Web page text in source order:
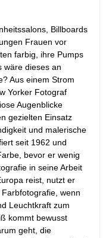
Billboards
Frauen vor
farbig, ihre Pumps
wäre dieses an
Aus einem Strom
Yorker Fotograf
Augenblicke
gezielten Einsatz
und malerische
seit 1962 und
bevor er wenig
in seine Arbeit
reist, nutzt er
wenn
Leuchtkraft zum
kommt bewusst
geht, die